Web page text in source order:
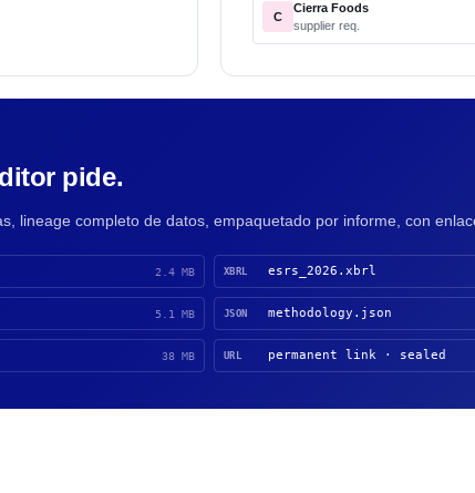
C
Cierra Foods
supplier req.
pide.
lineage completo de datos, empaquetado por informe, con
2.4 MB XBRL esrs_2026.xbrl
5.1 MB JSON methodology.json
38 MB URL permanent link · sealed